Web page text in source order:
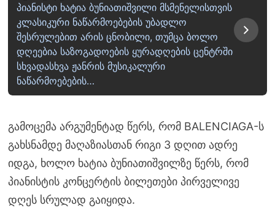
პიანისტი ხატია ბუნიათიშვილი მსმენელისთვის
კლასიკური ნაწარმოებების უბადლო
შესრულებით არის ცნობილი, თუმცა ბოლო
დღეებია საზოგადოების ყურადღების ცენტრში
სხვადასხვა ჟანრის მუსიკალური
ნაწარმოებების…
გამოცემა არგუმენტად წერს, რომ BALENCIAGA-ს
გახსნამდე მაღაზიასთან რიგი 3 დღით ადრე
იდგა, ხოლო ხატია ბუნიათიშვილზე წერს, რომ
პიანისტის კონცერტის ბილეთები პირველივე
დღეს სრულად გაიყიდა.